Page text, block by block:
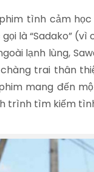
tình cảm
là “Sadako” (vì
lạnh lùng,
trai thân
mang đến
trình tìm kiếm